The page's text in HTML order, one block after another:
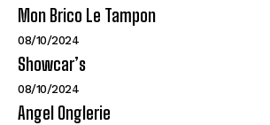
Mon Brico Le Tampon
08/10/2024
Showcar’s
08/10/2024
Angel Onglerie